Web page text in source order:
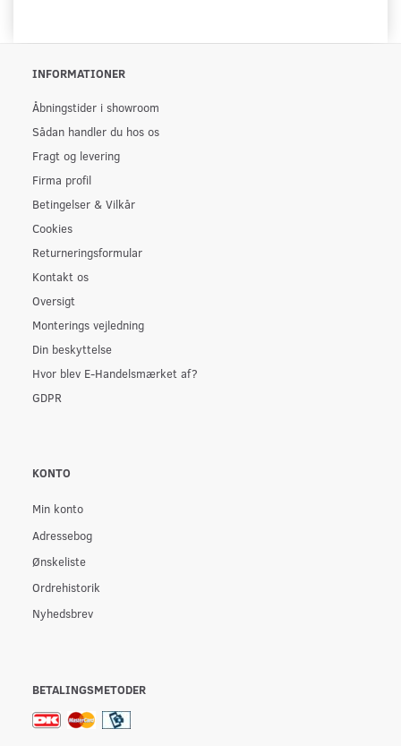
INFORMATIONER
Åbningstider i showroom
Sådan handler du hos os
Fragt og levering
Firma profil
Betingelser & Vilkår
Cookies
Returneringsformular
Kontakt os
Oversigt
Monterings vejledning
Din beskyttelse
Hvor blev E-Handelsmærket af?
GDPR
KONTO
Min konto
Adressebog
Ønskeliste
Ordrehistorik
Nyhedsbrev
BETALINGSMETODER